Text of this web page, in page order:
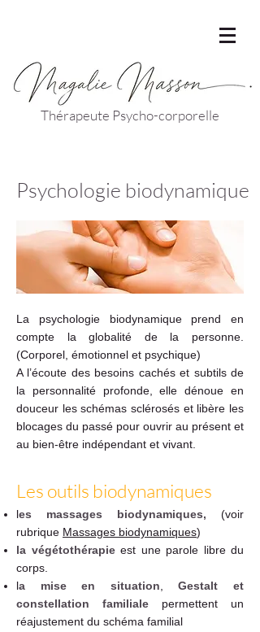
Thérapeute Psycho-corporelle
Psychologie biodynamique
La psychologie biodynamique prend en
compte la globalité de la personne.
(Corporel, émotionnel et psychique)
A l’écoute des besoins cachés et subtils de
la personnalité profonde, elle dénoue en
douceur les schémas sclérosés et libère les
blocages du passé pour ouvrir au présent et
au bien-être indépendant et vivant.
Les outils biodynamiques
​les massages biodynamiques,
(voir
rubrique Massages biodynamiques)
la végétothérapie est une parole libre du
corps.
la mise en situation
Gestalt et
constellation familiale permettent un
réajustement du schéma familial